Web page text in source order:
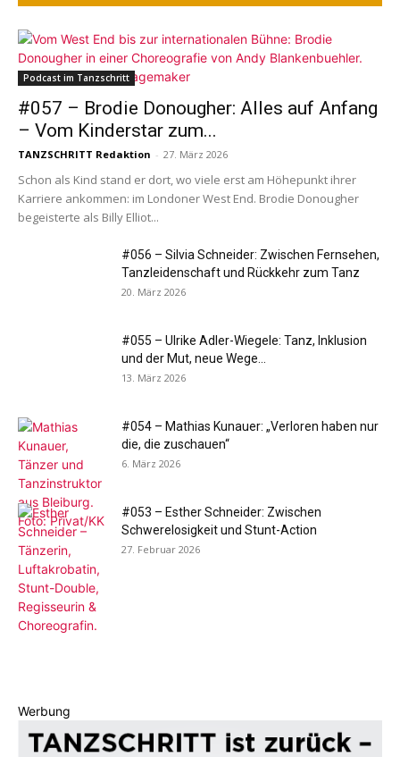
Podcast im Tanzschritt
#057 – Brodie Donougher: Alles auf Anfang
– Vom Kinderstar zum...
TANZSCHRITT Redaktion - 27. März 2026
Schon als Kind stand er dort, wo viele erst am Höhepunkt ihrer
Karriere ankommen: im Londoner West End. Brodie Donougher
begeisterte als Billy Elliot...
#056 – Silvia Schneider: Zwischen Fernsehen,
Tanzleidenschaft und Rückkehr zum Tanz
20. März 2026
#055 – Ulrike Adler-Wiegele: Tanz, Inklusion
und der Mut, neue Wege...
13. März 2026
#054 – Mathias Kunauer: „Verloren haben nur
die, die zuschauen“
6. März 2026
#053 – Esther Schneider: Zwischen
Schwerelosigkeit und Stunt-Action
27. Februar 2026
Werbung